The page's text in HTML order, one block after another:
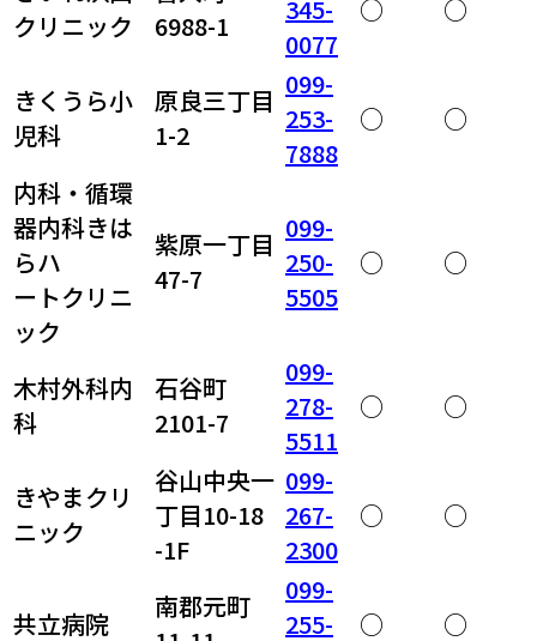
クリニック
6988-1
345-
0077
○ ○
きくうら小
児科
原良三丁目
1-2
099-
253-
7888
○ ○
内科・循環
器内科きは
らハ
ートクリニ
ック
紫原一丁目
47-7
099-
250-
5505
○ ○
木村外科内
科
石谷町
2101-7
099-
278-
5511
○ ○
きやまクリ
ニック
谷山中央一
丁目10-18
-1F
099-
267-
2300
○ ○
共立病院
南郡元町
099-
255-
○ ○